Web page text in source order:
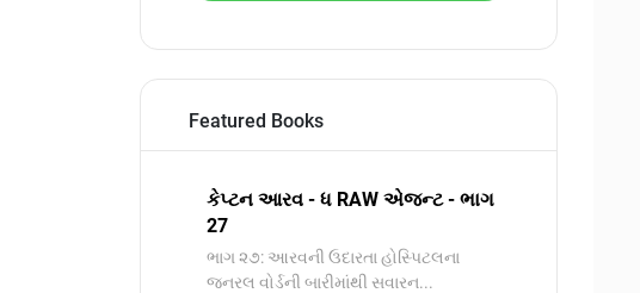
Featured Books
કેપ્ટન આરવ - ધ RAW એજન્ટ - ભાગ
27
ભાગ ૨૭: આરવની ઉદારતા હોસ્પિટલના
જનરલ વોર્ડની બારીમાંથી સવારન...